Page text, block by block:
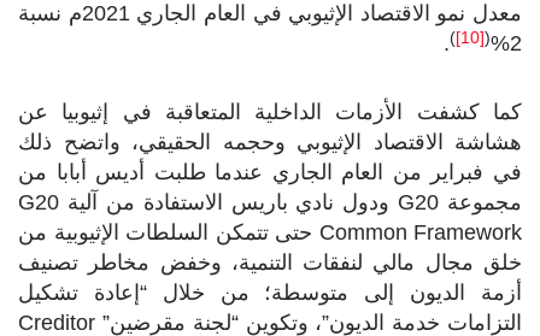
معدل نمو الاقتصاد الإثيوبي في العام الجاري 2021م نسبة
2%
(
[10]
)
.
كما كشفت الأزمات الداخلية المتعاقبة في إثيوبيا عن
هشاشة الاقتصاد الإثيوبي وحجمه الحقيقي، واتضح ذلك
في فبراير من العام الجاري عندما طلبت أديس أبابا من
مجموعة G20 ودول نادي باريس الاستفادة من آلية G20
Common Framework حتى تتمكن السلطات الإثيوبية من
خلق مجال مالي لنفقات التنمية، وخفض مخاطر تصنيف
أزمة الديون إلى متوسطة؛ من خلال “إعادة تشكيل
التزامات خدمة الديون”، وتكوين “لجنة مقرضين” Creditor